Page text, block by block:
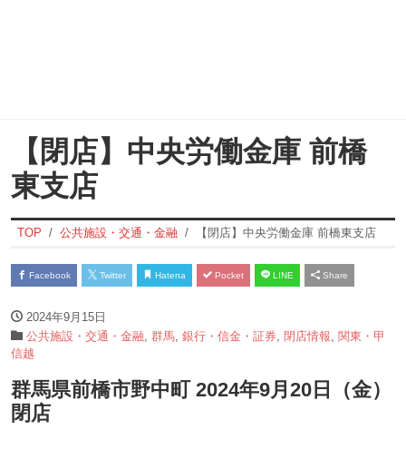
【閉店】中央労働金庫 前橋
東支店
TOP 公共施設・交通・金融 【閉店】中央労働金庫 前橋東支店
Facebook Twitter Hatena Pocket LINE Share
2024年9月15日
公共施設・交通・金融 群馬 銀行・信金・証券 閉店情報 関東・甲
信越
群馬県前橋市野中町 2024年9月20日（金）
閉店